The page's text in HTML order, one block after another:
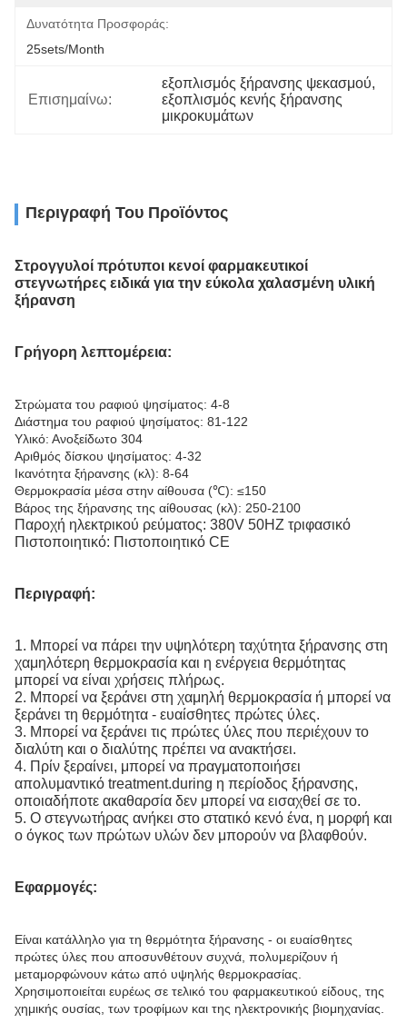
Δυνατότητα Προσφοράς:
25sets/month
Επισημαίνω:
εξοπλισμός ξήρανσης ψεκασμού
εξοπλισμός κενής ξήρανσης
μικροκυμάτων
Περιγραφή Του Προϊόντος
Στρογγυλοί πρότυποι κενοί φαρμακευτικοί
στεγνωτήρες ειδικά για την εύκολα χαλασμένη υλική
ξήρανση
Γρήγορη λεπτομέρεια:
Στρώματα του ραφιού ψησίματος: 4-8
Διάστημα του ραφιού ψησίματος: 81-122
Υλικό: Ανοξείδωτο 304
Αριθμός δίσκου ψησίματος: 4-32
Ικανότητα ξήρανσης (κλ): 8-64
Θερμοκρασία μέσα στην αίθουσα (℃): ≤150
Βάρος της ξήρανσης της αίθουσας (κλ): 250-2100
Παροχή ηλεκτρικού ρεύματος: 380V 50HZ τριφασικό
Πιστοποιητικό: Πιστοποιητικό CE
Περιγραφή:
1. Μπορεί να πάρει την υψηλότερη ταχύτητα ξήρανσης στη
χαμηλότερη θερμοκρασία και η ενέργεια θερμότητας
μπορεί να είναι χρήσεις πλήρως.
2. Μπορεί να ξεράνει στη χαμηλή θερμοκρασία ή μπορεί να
ξεράνει τη θερμότητα - ευαίσθητες πρώτες ύλες.
3. Μπορεί να ξεράνει τις πρώτες ύλες που περιέχουν το
διαλύτη και ο διαλύτης πρέπει να ανακτήσει.
4. Πρίν ξεραίνει, μπορεί να πραγματοποιήσει
απολυμαντικό treatment.during η περίοδος ξήρανσης,
οποιαδήποτε ακαθαρσία δεν μπορεί να εισαχθεί σε το.
5. Ο στεγνωτήρας ανήκει στο στατικό κενό ένα, η μορφή και
ο όγκος των πρώτων υλών δεν μπορούν να βλαφθούν.
Εφαρμογές:
Είναι κατάλληλο για τη θερμότητα ξήρανσης - οι ευαίσθητες
πρώτες ύλες που αποσυνθέτουν συχνά, πολυμερίζουν ή
μεταμορφώνουν κάτω από υψηλής θερμοκρασίας.
Χρησιμοποιείται ευρέως σε τελικό του φαρμακευτικού είδους, της
χημικής ουσίας, των τροφίμων και της ηλεκτρονικής βιομηχανίας.